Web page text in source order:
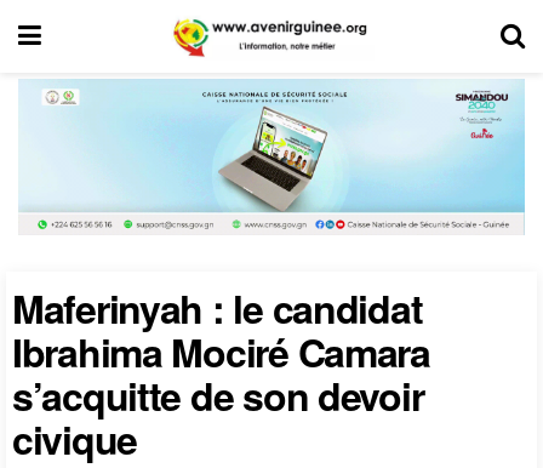
Maferinyah : le candidat
Ibrahima Mociré Camara
s’acquitte de son devoir
civique